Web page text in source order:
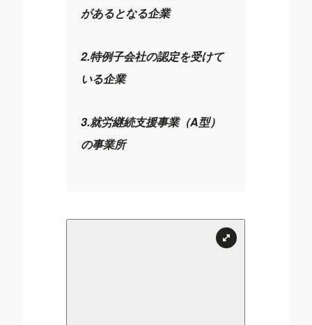
があるとなる企業
2.特例子会社の認定を受けて
いる企業
3.就労継続支援事業（A型）
の事業所​